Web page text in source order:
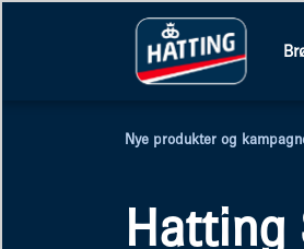
Nye produkter og
Hatting